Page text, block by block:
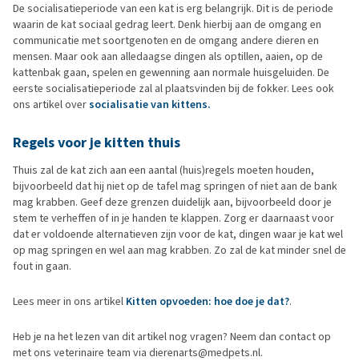
De socialisatieperiode van een kat is erg belangrijk. Dit is de periode
waarin de kat sociaal gedrag leert. Denk hierbij aan de omgang en
communicatie met soortgenoten en de omgang andere dieren en
mensen. Maar ook aan alledaagse dingen als optillen, aaien, op de
kattenbak gaan, spelen en gewenning aan normale huisgeluiden. De
eerste socialisatieperiode zal al plaatsvinden bij de fokker. Lees ook
ons artikel oversocialisatie van kittens.
Regels voor je kitten thuis
Thuis zal de kat zich aan een aantal (huis)regels moeten houden,
bijvoorbeeld dat hij niet op de tafel mag springen of niet aan de bank
mag krabben. Geef deze grenzen duidelijk aan, bijvoorbeeld door je
stem te verheffen of in je handen te klappen. Zorg er daarnaast voor
dat er voldoende alternatieven zijn voor de kat, dingen waar je kat wel
op mag springen en wel aan mag krabben. Zo zal de kat minder snel de
fout in gaan.
Lees meer in ons artikel Kitten opvoeden: hoe doe je dat?.
Heb je na het lezen van dit artikel nog vragen? Neem dan contact op
met ons veterinaire team via dierenarts@medpets.nl.